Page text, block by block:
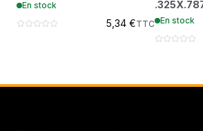
En stock
5,34 €TTC En stock